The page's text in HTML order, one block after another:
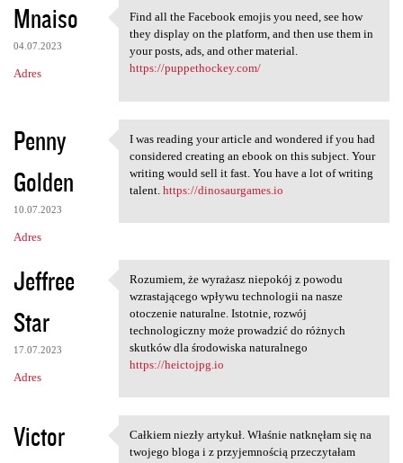
Mnaiso
04.07.2023
Adres
Find all the Facebook emojis
Find all the Facebook emojis you need, see how
they display on the platform, and then use them in
your posts, ads, and other material.
https://puppethockey.com/
Penny
Golden
10.07.2023
Adres
I was reading your article
I was reading your article and wondered if you had
considered creating an ebook on this subject. Your
writing would sell it fast. You have a lot of writing
talent. https://dinosaurgames.io
Jeffree
Star
17.07.2023
Adres
Rozumiem, że wyrażasz
Rozumiem, że wyrażasz niepokój z powodu
wzrastającego wpływu technologii na nasze
otoczenie naturalne. Istotnie, rozwój
technologiczny może prowadzić do różnych
skutków dla środowiska naturalnego
https://heictojpg.io
Victor
Całkiem niezły artykuł.
Całkiem niezły artykuł. Właśnie natknęłam się na
twojego bloga i z przyjemnością przeczytałam